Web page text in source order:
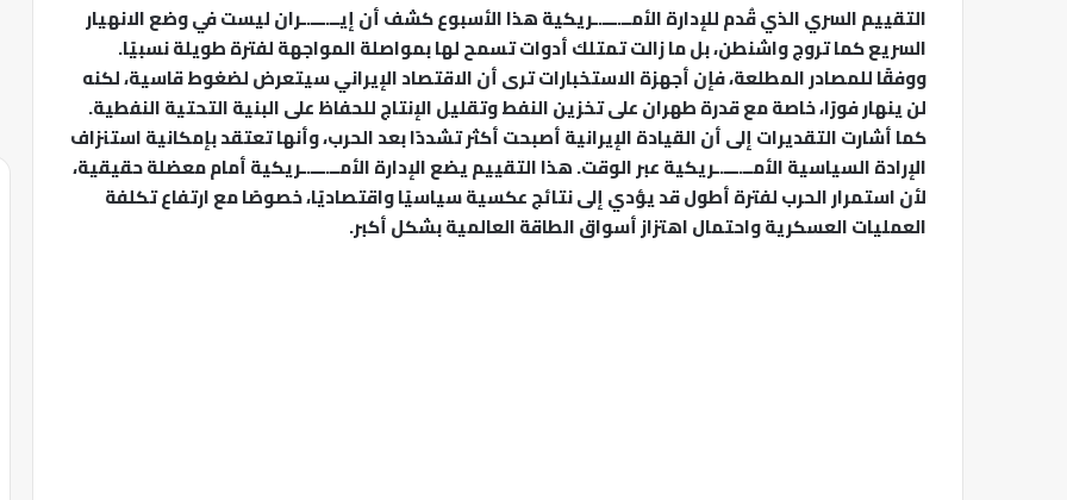
التقييم السري الذي قُدم للإدارة الأمــ.ـــ.ـريكية هذا الأسبوع كشف أن إيــ.ـــ.ـران ليست في وضع الانهيار
السريع كما تروج واشنطن، بل ما زالت تمتلك أدوات تسمح لها بمواصلة المواجهة لفترة طويلة نسبيًا.
ووفقًا للمصادر المطلعة، فإن أجهزة الاستخبارات ترى أن الاقتصاد الإيراني سيتعرض لضغوط قاسية، لكنه
لن ينهار فورًا، خاصة مع قدرة طهران على تخزين النفط وتقليل الإنتاج للحفاظ على البنية التحتية النفطية.
كما أشارت التقديرات إلى أن القيادة الإيرانية أصبحت أكثر تشددًا بعد الحرب، وأنها تعتقد بإمكانية استنزاف
الإرادة السياسية الأمــ.ـــ.ـريكية عبر الوقت. هذا التقييم يضع الإدارة الأمــ.ـــ.ـريكية أمام معضلة حقيقية،
لأن استمرار الحرب لفترة أطول قد يؤدي إلى نتائج عكسية سياسيًا واقتصاديًا، خصوصًا مع ارتفاع تكلفة
العمليات العسكرية واحتمال اهتزاز أسواق الطاقة العالمية بشكل أكبر.